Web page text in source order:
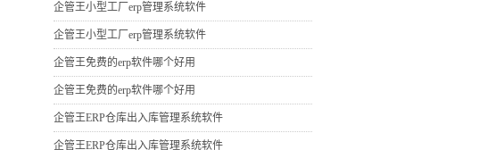
企管王小型工厂erp管理系统软件
企管王小型工厂erp管理系统软件
企管王免费的erp软件哪个好用
企管王免费的erp软件哪个好用
企管王ERP仓库出入库管理系统软件
企管王ERP仓库出入库管理系统软件